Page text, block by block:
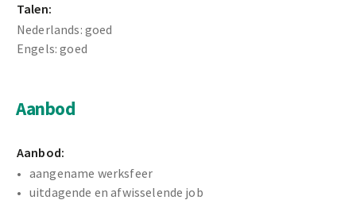
Talen:
Nederlands: goed
Engels: goed
Aanbod
Aanbod:
aangename werksfeer
uitdagende en afwisselende job